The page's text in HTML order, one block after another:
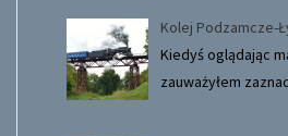
Kolej Podzamcze-
Kiedyś oglądając
zauważyłem